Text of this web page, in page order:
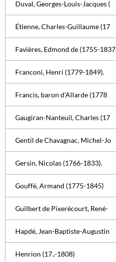
Duval, Georges-Louis-Jacques (
Étienne, Charles-Guillaume (17
Favières, Edmond de (1755-1837
Franconi, Henri (1779-1849).
Francis, baron d'Allarde (1778
Gaugiran-Nanteuil, Charles (17
Gentil de Chavagnac, Michel-Jo
Gersin, Nicolas (1766-1833).
Gouffé, Armand (1775-1845)
Guilbert de Pixerécourt, René-
Hapdé, Jean-Baptiste-Augustin
Henrion (17..-1808)